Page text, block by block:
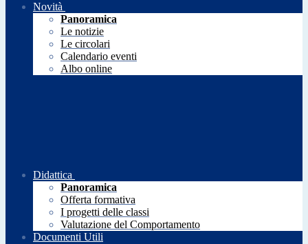
Novità
Panoramica
Le notizie
Le circolari
Calendario eventi
Albo online
Didattica
Panoramica
Offerta formativa
I progetti delle classi
Valutazione del Comportamento
Documenti Utili